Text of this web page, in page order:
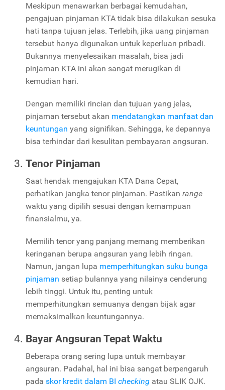
Meskipun menawarkan berbagai kemudahan,
pengajuan pinjaman KTA tidak bisa dilakukan sesuka
hati tanpa tujuan jelas. Terlebih, jika uang pinjaman
tersebut hanya digunakan untuk keperluan pribadi.
Bukannya menyelesaikan masalah, bisa jadi
pinjaman KTA ini akan sangat merugikan di
kemudian hari.
Dengan memiliki rincian dan tujuan yang jelas,
pinjaman tersebut akan mendatangkan manfaat dan
keuntungan yang signifikan. Sehingga, ke depannya
bisa terhindar dari kesulitan pembayaran angsuran.
Tenor Pinjaman
Saat hendak mengajukan KTA Dana Cepat,
perhatikan jangka tenor pinjaman. Pastikan range
waktu yang dipilih sesuai dengan kemampuan
finansialmu, ya.
Memilih tenor yang panjang memang memberikan
keringanan berupa angsuran yang lebih ringan.
Namun, jangan lupa memperhitungkan suku bunga
pinjaman setiap bulannya yang nilainya cenderung
lebih tinggi. Untuk itu, penting untuk
memperhitungkan semuanya dengan bijak agar
memaksimalkan keuntungannya.
Bayar Angsuran Tepat Waktu
Beberapa orang sering lupa untuk membayar
angsuran. Padahal, hal ini bisa sangat berpengaruh
pada skor kredit dalam BI checking atau SLIK OJK.